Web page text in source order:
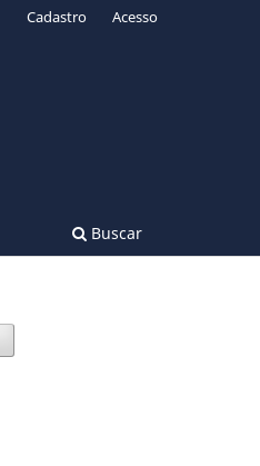
Buscar
Cadastro Acesso